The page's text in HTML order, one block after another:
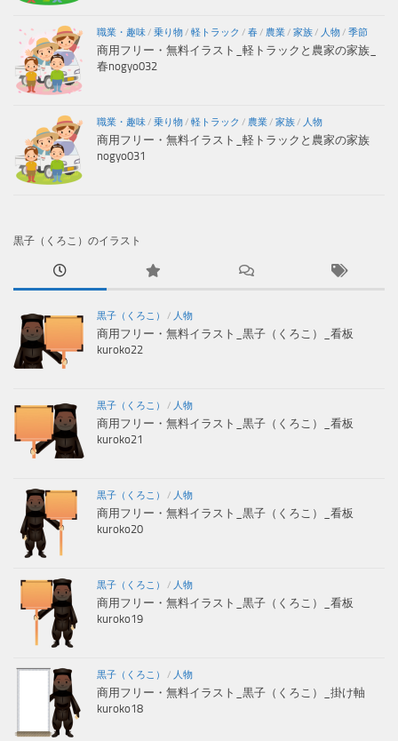
職業・趣味/ 乗り物/ 軽トラック / 春/ 農業/ 家族/ 人物/ 季節
商用フリー・無料イラスト_軽トラックと農家の家族_
春nogyo032
職業・趣味/ 乗り物/ 軽トラック / 農業/ 家族/ 人物
商用フリー・無料イラスト_軽トラックと農家の家族
nogyo031
黒子（くろこ）のイラスト
黒子（くろこ） / 人物
商用フリー・無料イラスト_黒子（くろこ）_看板
kuroko22
黒子（くろこ） / 人物
商用フリー・無料イラスト_黒子（くろこ）_看板
kuroko21
黒子（くろこ） / 人物
商用フリー・無料イラスト_黒子（くろこ）_看板
kuroko20
黒子（くろこ） / 人物
商用フリー・無料イラスト_黒子（くろこ）_看板
kuroko19
黒子（くろこ） / 人物
商用フリー・無料イラスト_黒子（くろこ）_掛け軸
kuroko18